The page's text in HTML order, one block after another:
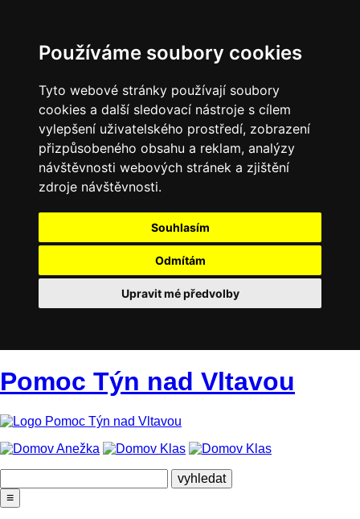
Používáme soubory cookies
Tyto webové stránky používají soubory
cookies a další sledovací nástroje s cílem
vylepšení uživatelského prostředí, zobrazení
přizpůsobeného obsahu a reklam, analýzy
návštěvnosti webových stránek a zjištění
zdroje návštěvnosti.
Souhlasím
Odmítám
Upravit mé předvolby
Pomoc Týn nad Vltavou
≡